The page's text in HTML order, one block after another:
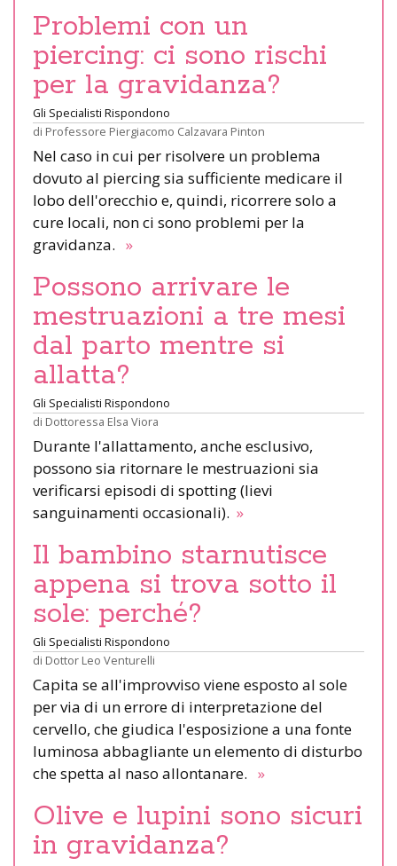
Problemi con un
piercing: ci sono rischi
per la gravidanza?
Gli Specialisti Rispondono
di Professore Piergiacomo Calzavara Pinton
Nel caso in cui per risolvere un problema
dovuto al piercing sia sufficiente medicare il
lobo dell'orecchio e, quindi, ricorrere solo a
cure locali, non ci sono problemi per la
gravidanza. »
Possono arrivare le
mestruazioni a tre mesi
dal parto mentre si
allatta?
Gli Specialisti Rispondono
di Dottoressa Elsa Viora
Durante l'allattamento, anche esclusivo,
possono sia ritornare le mestruazioni sia
verificarsi episodi di spotting (lievi
sanguinamenti occasionali). »
Il bambino starnutisce
appena si trova sotto il
sole: perché?
Gli Specialisti Rispondono
di Dottor Leo Venturelli
Capita se all'improvviso viene esposto al sole
per via di un errore di interpretazione del
cervello, che giudica l'esposizione a una fonte
luminosa abbagliante un elemento di disturbo
che spetta al naso allontanare. »
Olive e lupini sono sicuri
in gravidanza?